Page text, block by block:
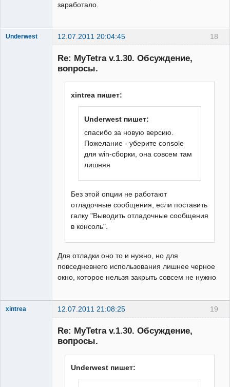
заработало.
18
Underwest 12.07.2011 20:04:45
Re: MyTetra v.1.30. Обсуждение,
вопросы.
xintrea пишет:
Underwest пишет:
спасибо за новую версию.
Пожелание - уберите console
для win-сборки, она совсем там
лишняя
Без этой опции не работают
отладочные сообщения, если поставить
галку "Выводить отладочные сообщения
в консоль".
Для отладки оно то и нужно, но для
повседневнего использования лишнее черное
окно, которое нельзя закрыть совсем не нужно
19
xintrea 12.07.2011 21:08:25
Re: MyTetra v.1.30. Обсуждение,
вопросы.
Underwest пишет: